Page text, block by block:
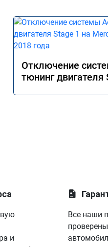
Отключение
тюнинг двигателя
и
Все наши